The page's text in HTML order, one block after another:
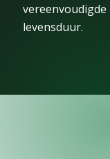
vereenvoudigde
levensduur.